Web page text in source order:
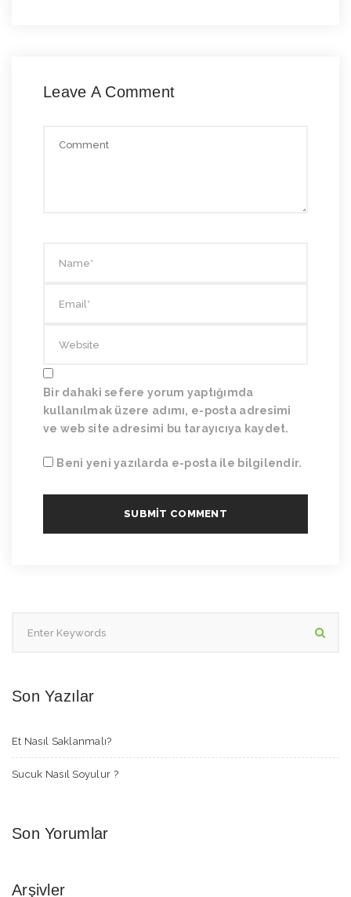
Leave A Comment
Bir dahaki sefere yorum yaptığımda
kullanılmak üzere adımı, e-posta adresimi
ve web site adresimi bu tarayıcıya kaydet.
Beni yeni yazılarda e-posta ile bilgilendir.
Son Yazılar
Et Nasıl Saklanmalı?
Sucuk Nasıl Soyulur ?
Son Yorumlar
Arşivler